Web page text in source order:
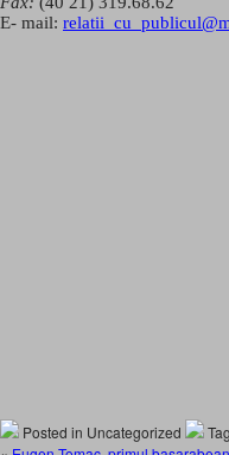
E- mail:
Posted in Uncategorized